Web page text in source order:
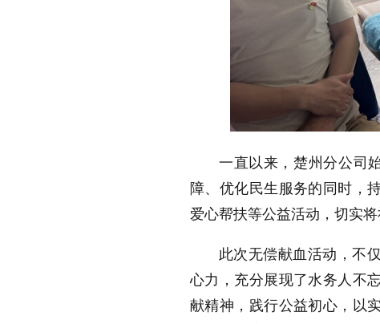
一直以来，楚州分公司
障、优化民生服务的同时，
爱心帮扶等公益活动，切实
此次无偿献血活动，不
心力，充分展现了水务人不
献精神，践行公益初心，以